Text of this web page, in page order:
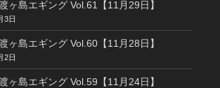
ヶ島エギング Vol.61【11月29日】
3日
ヶ島エギング Vol.60【11月28日】
2日
ヶ島エギング Vol.59【11月24日】